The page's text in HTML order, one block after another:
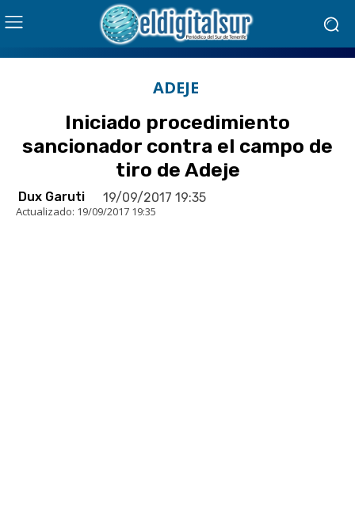
ADEJE
Iniciado procedimiento
sancionador contra el campo de
tiro de Adeje
Dux Garuti 19/09/2017 19:35
Actualizado: 19/09/2017 19:35